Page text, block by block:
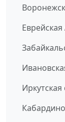
Иркутская